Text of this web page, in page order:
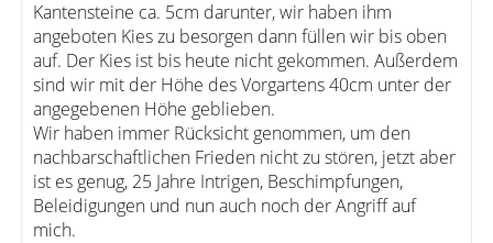
Kantensteine ca. 5cm darunter, wir haben ihm
angeboten Kies zu besorgen dann füllen wir bis oben
auf. Der Kies ist bis heute nicht gekommen. Außerdem
sind wir mit der Höhe des Vorgartens 40cm unter der
angegebenen Höhe geblieben.
Wir haben immer Rücksicht genommen, um den
nachbarschaftlichen Frieden nicht zu stören, jetzt aber
ist es genug, 25 Jahre Intrigen, Beschimpfungen,
Beleidigungen und nun auch noch der Angriff auf
mich.